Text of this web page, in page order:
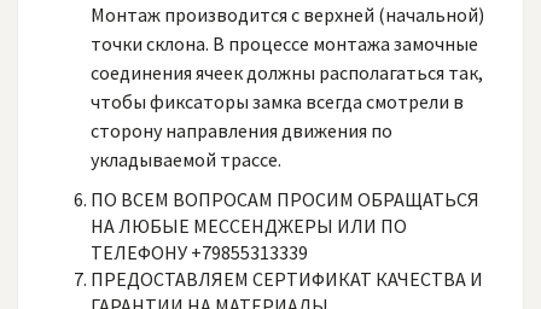
Монтаж производится с верхней (начальной)
точки склона. В процессе монтажа замочные
соединения ячеек должны располагаться так,
чтобы фиксаторы замка всегда смотрели в
сторону направления движения по
укладываемой трассе.
ПО ВСЕМ ВОПРОСАМ ПРОСИМ ОБРАЩАТЬСЯ
НА ЛЮБЫЕ МЕССЕНДЖЕРЫ ИЛИ ПО
ТЕЛЕФОНУ +79855313339
ПРЕДОСТАВЛЯЕМ СЕРТИФИКАТ КАЧЕСТВА И